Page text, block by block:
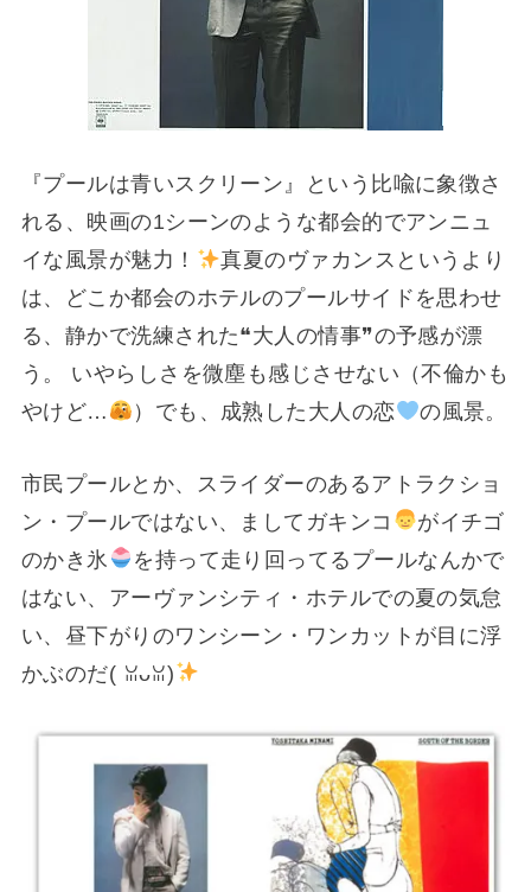
『プールは青いスクリーン』という比喩に象徴さ
れる、映画の1シーンのような都会的でアンニュ
イな風景が魅力！
真夏のヴァカンスというより
は、どこか都会のホテルのプールサイドを思わせ
る、静かで洗練された❝大人の情事❞の予感が漂
う。 いやらしさを微塵も感じさせない（不倫かも
やけど…
）でも、成熟した大人の恋 の風景。
市民プールとか、スライダーのあるアトラクショ
ン・プールではない、ましてガキンコ
がイチゴ
のかき氷
を持って走り回ってるプールなんかで
はない、アーヴァンシティ・ホテルでの夏の気怠
い、昼下がりのワンシーン・ワンカットが目に浮
かぶのだ(⁠ ⁠ꈍ⁠ᴗ⁠ꈍ⁠)